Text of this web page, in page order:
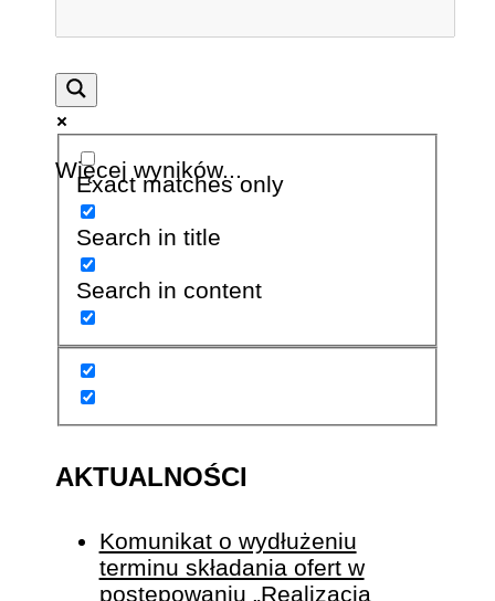
Więcej wyników...
Exact matches only
Search in title
Search in content
AKTUALNOŚCI
Komunikat o wydłużeniu
terminu składania ofert w
postępowaniu „Realizacja